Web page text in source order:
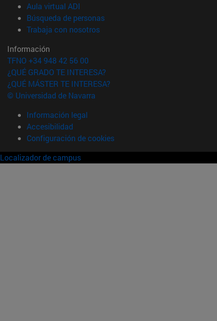
Aula virtual ADI
Búsqueda de personas(abre en nueva ventana)
Trabaja con nosotros(abre en nueva ventana)
Información
TFNO +34 948 42 56 00
¿QUÉ GRADO TE INTERESA?
¿QUÉ MÁSTER TE INTERESA?
© Universidad de Navarra
Información legal
Accesibilidad
Configuración de cookies
Localizador de campus